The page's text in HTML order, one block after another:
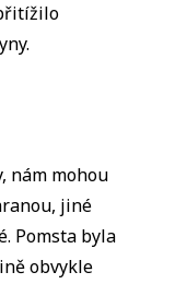
nám mohou
jiné
Pomsta byla
obvykle